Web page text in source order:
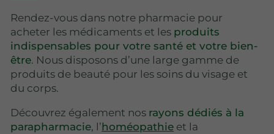
Rendez-vous dans notre pharmacie pour
acheter les médicaments et les produits
indispensables pour votre santé et votre bien-
être. Nous disposons d’une large gamme de
produits de beauté pour les soins du visage et
du corps.
Découvrez également nos rayons dédiés à la
parapharmacie, l’homéopathie et la